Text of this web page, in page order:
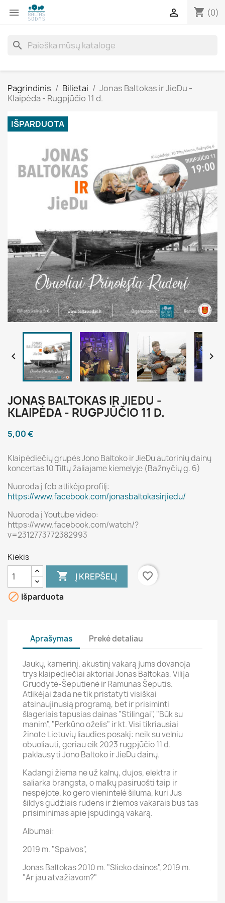
 shopping_cart (0)

search
Pagrindinis Bilietai
Jonas Baltokas ir JieDu -
Klaipėda - Rugpjūčio 11 d.
IŠPARDUOTA
 
JONAS BALTOKAS IR JIEDU -
KLAIPĖDA - RUGPJŪČIO 11 D.
5,00 €
Klaipėdiečių grupės Jono Baltoko ir JieDu autorinių dainų
koncertas 10 Tiltų žaliajame kiemelyje (Bažnyčių g. 6)
Nuoroda į fcb atlikėjo profilį:
https://www.facebook.com/jonasbaltokasirjiedu/
Nuoroda į Youtube video:
https://www.facebook.com/watch/?
v=2312773772382993
Kiekis
 Į KREPŠELĮ
favorite_border
 Išparduota
Aprašymas Prekė detaliau
Jaukų, kamerinį, akustinį vakarą jums dovanoja
trys klaipėdiečiai aktoriai Jonas Baltokas, Vilija
Gruodytė-Šeputienė ir Ramūnas Šeputis.
Atlikėjai žada ne tik pristatyti visiškai
atsinaujinusią programą, bet ir prisiminti
šlageriais tapusias dainas "Stilingai", "Būk su
manim", "Perkūno oželis" ir kt. Visi tikriausiai
žinote Lietuvių liaudies posakį: neik su velniu
obuoliauti, geriau eik 2023 rugpjūčio 11 d.
paklausyti Jono Baltoko ir JieDu dainų.
Kadangi žiema ne už kalnų, dujos, elektra ir
saliarka brangsta, o malkų pasiruošti taip ir
nespėjote, ko gero vienintelė šiluma, kuri Jus
šildys gūdžiais rudens ir žiemos vakarais bus tas
prisiminimas apie įspūdingą vakarą.
Albumai:
2019 m. "Spalvos",
Jonas Baltokas 2010 m. "Slieko dainos", 2019 m.
"Ar jau atvažiavom?"